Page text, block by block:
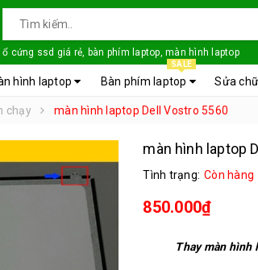
ổ cứng ssd giá rẻ, bàn phím laptop, màn hình laptop
hình laptop Bàn phím laptop
SALE
Sửa
chạy màn hình laptop Dell Vostro 5560
màn hình laptop
Tình trạng: Còn hàng
850.000₫
Thay màn hình